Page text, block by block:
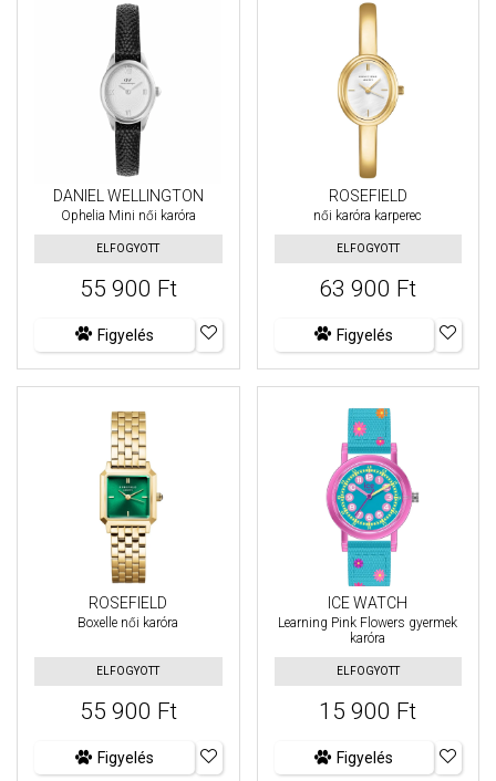
DANIEL WELLINGTON
Ophelia Mini női karóra
ELFOGYOTT
55 900 Ft
Figyelés
ROSEFIELD
női karóra karperec
ELFOGYOTT
63 900 Ft
Figyelés
ROSEFIELD
Boxelle női karóra
ELFOGYOTT
55 900 Ft
Figyelés
ICE WATCH
Learning Pink Flowers gyermek
karóra
ELFOGYOTT
15 900 Ft
Figyelés